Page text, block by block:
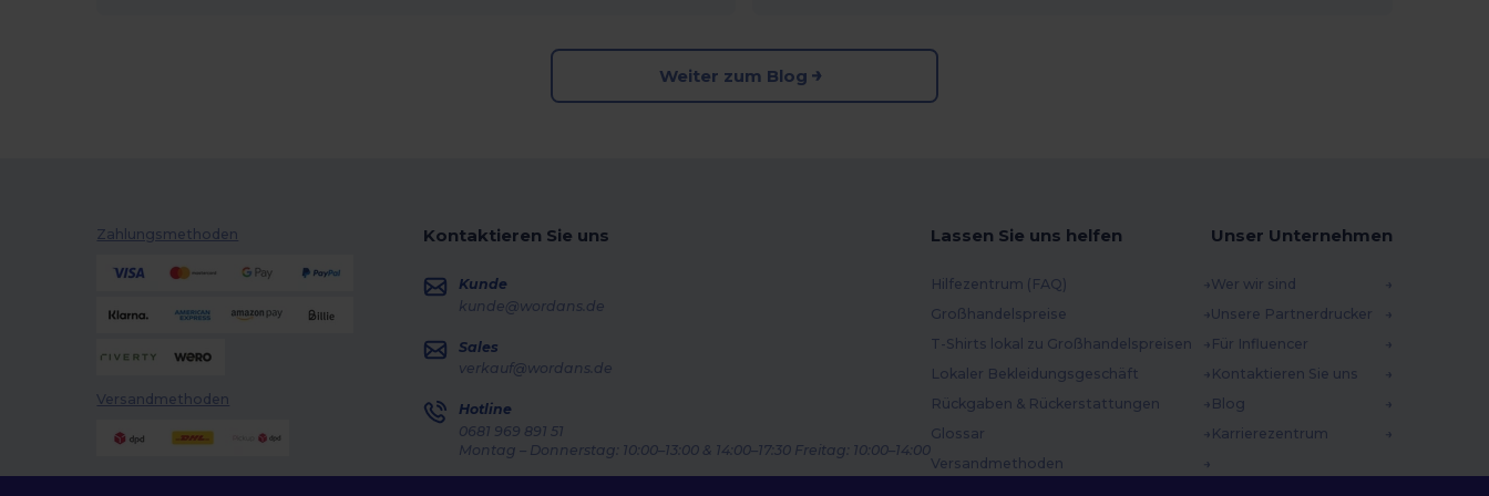
Weiter zum Blog
Zahlungsmethoden
Versandmethoden
Kontaktieren Sie uns
Kunde
kunde@wordans.de
Sales
verkauf@wordans.de
Hotline
0681 969 891 51
Montag – Donnerstag: 10:00–13:00 & 14:00–17:30 Freitag: 10:00–14:00
Lassen Sie uns helfen
Hilfezentrum (FAQ)
Großhandelspreise
T-Shirts lokal zu Großhandelspreisen
Lokaler Bekleidungsgeschäft
Rückgaben & Rückerstattungen
Glossar
Versandmethoden
Unser Unternehmen
Wer wir sind
Unsere Partnerdrucker
Für Influencer
Kontaktieren Sie uns
Blog
Karrierezentrum